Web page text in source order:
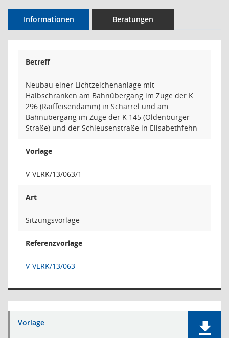
Informationen Beratungen
Betreff
Neubau einer Lichtzeichenanlage mit
Halbschranken am Bahnübergang im Zuge der K
296 (Raiffeisendamm) in Scharrel und am
Bahnübergang im Zuge der K 145 (Oldenburger
Straße) und der Schleusenstraße in Elisabethfehn
Vorlage
V-VERK/13/063/1
Art
Sitzungsvorlage
Referenzvorlage
V-VERK/13/063
Vorlage